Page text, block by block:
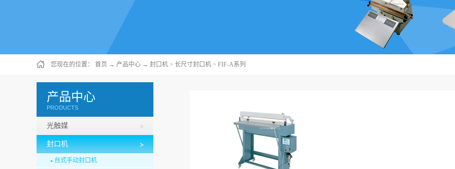
您现在的位置： 首页 → 产品中心 → 封口机 > 长尺寸封口机 > FIF-A系列
产品中心
PRODUCTS
光触媒
封口机
台式手动封口机